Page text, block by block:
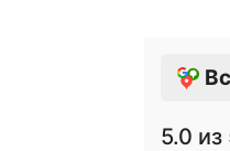
5.0 из